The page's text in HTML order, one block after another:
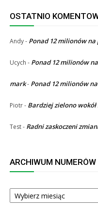
OSTATNIO
Andy- Ponad 12 milionów na
Ucych - Ponad 12 milionów
mark- Ponad 12 milionów
Piotr- Bardziej zielono
Test- Radni zaskoczeni
ARCHIWUM NUMERÓW
ARCHIWUM
NUMERÓW